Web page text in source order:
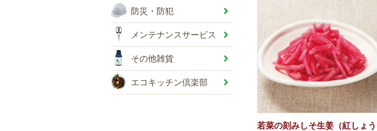
防災・防犯
メンテナンスサービス
その他雑貨
エコキッチン倶楽部
若菜の刻みしそ生姜（紅しょう